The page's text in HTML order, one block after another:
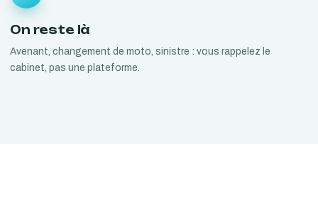
On reste là
Avenant, changement de moto, sinistre : vous rappelez le
cabinet, pas une plateforme.